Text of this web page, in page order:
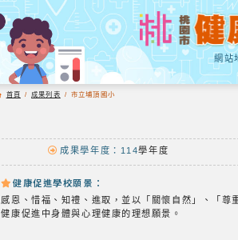
網站
首頁 / 成果列表 / 市立埔頂國小
成果學年度：114學年度
健康促進學校願景：
感恩、惜福、知禮、進取，並以「關懷自然」、「
健康促進中身體與心理健康的理想願景。